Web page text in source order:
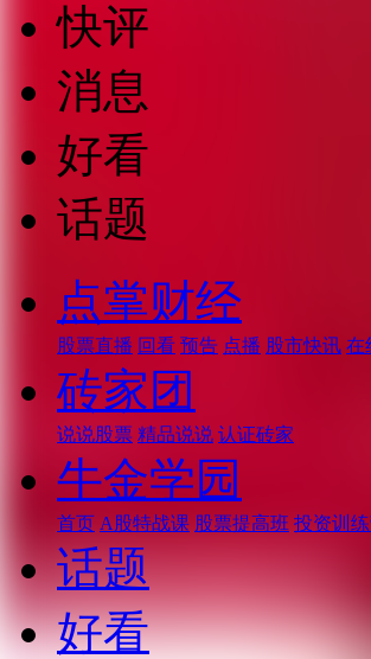
快评
消息
好看
话题
点掌财经
股票直播 回看 预告 点播 股市快讯 在
砖家团
说说股票 精品说说 认证砖家
牛金学园
首页 A股特战课 股票提高班 投资训
话题
好看